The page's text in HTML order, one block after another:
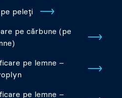
peleți
pe cărbune (pe
pe lemne –
pe lemne –